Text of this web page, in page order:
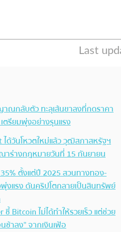
ณกลับตัว ทะลุเส้นขาลงที่กดราคา
ตรียมพุ่งอย่างรุนแรง
ได้วันโหวตใหม่แล้ว วุฒิสภาสหรัฐฯ
าร่างกฎหมายวันที่ 15 กันยายน
ตั้งแต่ปี 2025 สวนทางทอง-
งแรง ดันคริปโตกลายเป็นสินทรัพย์
ชี้ Bitcoin ไม่ได้ทำให้รวยเร็ว แต่ช่วย
ช้าลง” จากเงินเฟ้อ